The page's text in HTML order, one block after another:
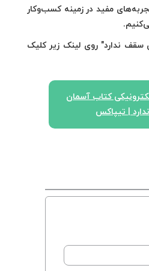
مفید در زمینه کسب‌وکار
سقف ندارد" روی لینک زیر کلیک
کتاب آسمان
| تیپاکس